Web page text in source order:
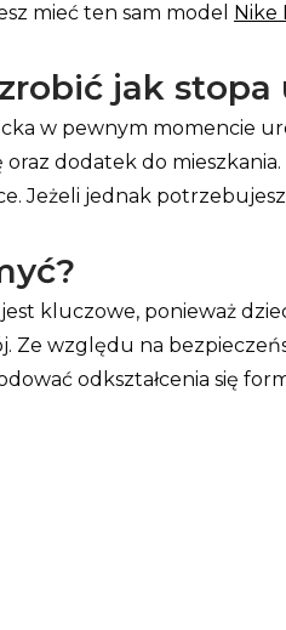
mieć ten sam model Nike
jak stopa
w pewnym momencie
dodatek do mieszkania.
Jeżeli jednak
kluczowe, ponieważ
Ze względu na
odkształcenia się